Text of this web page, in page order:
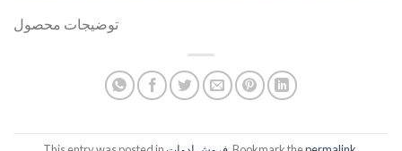
توضیجات محصول